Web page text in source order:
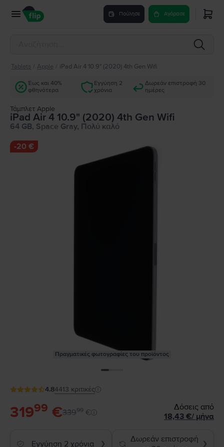
Πούλησε Αγόρασε
Tablets Apple iPad Air 4 10.9" (2020) 4th Gen Wifi
Έως και 40%
φθηνότερα
Εγγύηση 2
χρόνια
Δωρεάν επιστροφή 30
ημέρες
Τάμπλετ Apple
iPad Air 4 10.9" (2020) 4th Gen Wifi
64 GB, Space Gray, Πολύ καλό
-20 €
Πραγματικές φωτογραφίες του προϊόντος
4.84413 κριτικές
31999 €33999 €
Δόσεις από
18,43 €/ μήνα
Εγγύηση 2 χρόνια ❯
Δωρεάν επιστροφή
❯